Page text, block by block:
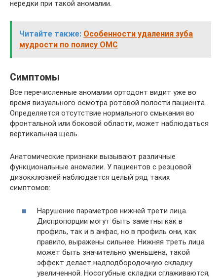
нередки при такой аномалии.
Читайте также: Особенности удаления зуба
мудрости по полису ОМС
Симптомы
Все перечисленные аномалии ортодонт видит уже во
время визуального осмотра ротовой полости пациента.
Определяется отсутствие нормального смыкания во
фронтальной или боковой области, может наблюдаться
вертикальная щель.
Анатомические признаки вызывают различные
функциональные аномалии. У пациентов с резцовой
дизокклюзией наблюдается целый ряд таких
симптомов:
Нарушение параметров нижней трети лица.
Диспропорции могут быть заметны как в
профиль, так и в анфас, но в профиль они, как
правило, выражены сильнее. Нижняя треть лица
может быть значительно уменьшена, такой
эффект делает надподбородочную складку
увеличенной. Носогубные складки сглаживаются,